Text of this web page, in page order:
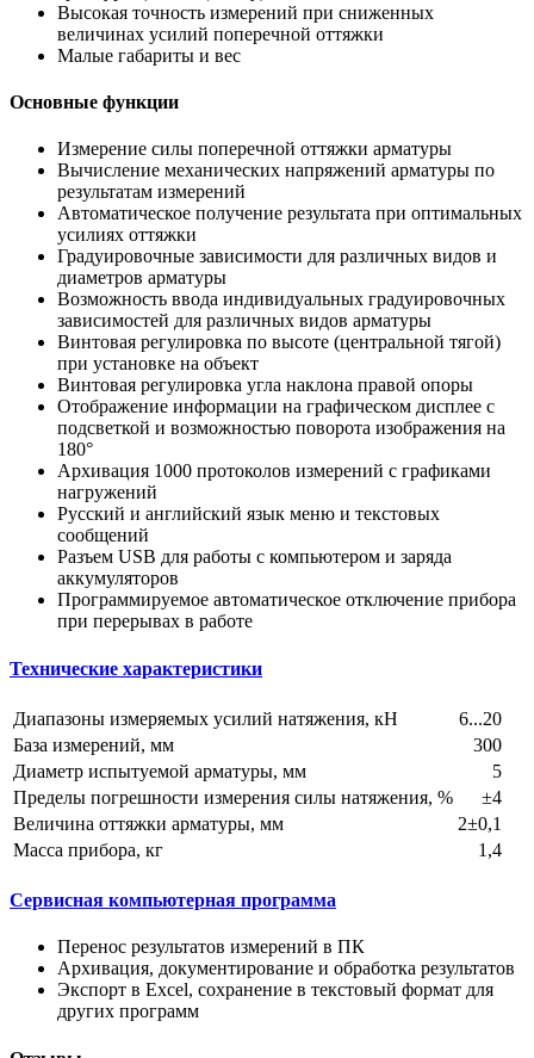
Высокая точность измерений при сниженных
величинах усилий поперечной оттяжки
Малые габариты и вес
Основные функции
Измерение силы поперечной оттяжки арматуры
Вычисление механических напряжений арматуры по
результатам измерений
Автоматическое получение результата при оптимальных
усилиях оттяжки
Градуировочные зависимости для различных видов и
диаметров арматуры
Возможность ввода индивидуальных градуировочных
зависимостей для различных видов арматуры
Винтовая регулировка по высоте (центральной тягой)
при установке на объект
Винтовая регулировка угла наклона правой опоры
Отображение информации на графическом дисплее с
подсветкой и возможностью поворота изображения на
180°
Архивация 1000 протоколов измерений с графиками
нагружений
Русский и английский язык меню и текстовых
сообщений
Разъем USB для работы с компьютером и заряда
аккумуляторов
Программируемое автоматическое отключение прибора
при перерывах в работе
Технические характеристики
Диапазоны измеряемых усилий натяжения, кН
6...20
База измерений, мм
300
Диаметр испытуемой арматуры, мм
5
Пределы погрешности измерения силы натяжения, %
±4
Величина оттяжки арматуры, мм
2±0,1
Масса прибора, кг
1,4
Сервисная компьютерная программа
Перенос результатов измерений в ПК
Архивация, документирование и обработка результатов
Экспорт в Excel, сохранение в текстовый формат для
других программ